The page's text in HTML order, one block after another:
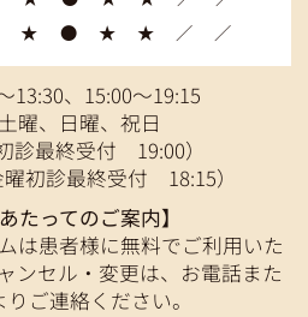
★ ● ★ ★ ／ ／
13:30、15:00～19:15
曜、日曜、祝日
診最終受付 19:00）
曜初診最終受付 18:15）
たってのご案内】
は患者様に無料でご利用いた
ンセル・変更は、お電話また
ご連絡ください。